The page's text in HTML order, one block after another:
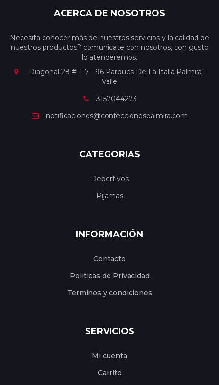
ACERCA DE NOSOTROS
Necesita conocer más de nuestros servicios y la calidad de
nuestros productos? comunicate con nosotros, con gusto
lo atenderemos.
Diagonal 28 # T 7 - 96 Parques De La Italia Palmira -
Valle
3157044273
notificaciones@confeccionespalmira.com
CATEGORIAS
Deportivos
Pijamas
INFORMACIÓN
Contacto
Politicas de Privacidad
Terminos y condiciones
SERVICIOS
Mi cuenta
Carrito